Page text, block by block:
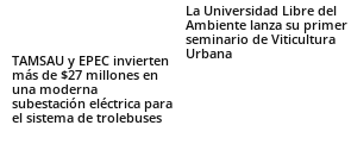
TAMSAU y EPEC invierten
más de $27 millones en
una moderna
subestación eléctrica para
el sistema de trolebuses
La Universidad Libre del
Ambiente lanza su primer
seminario de Viticultura
Urbana